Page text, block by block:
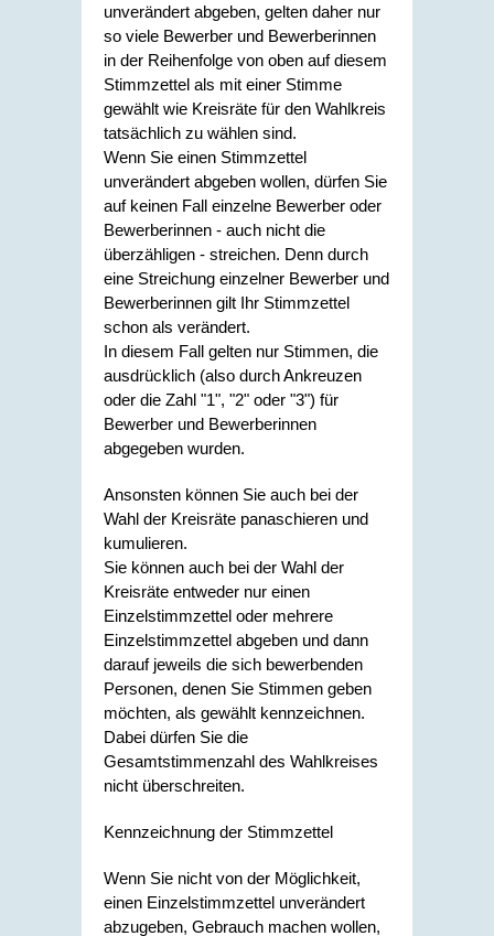
unverändert abgeben, gelten daher nur
so viele Bewerber und Bewerberinnen
in der Reihenfolge von oben auf diesem
Stimmzettel als mit einer Stimme
gewählt wie Kreisräte für den Wahlkreis
tatsächlich zu wählen sind.
Wenn Sie einen Stimmzettel
unverändert abgeben wollen, dürfen Sie
auf keinen Fall einzelne Bewerber oder
Bewerberinnen - auch nicht die
überzähligen - streichen. Denn durch
eine Streichung einzelner Bewerber und
Bewerberinnen gilt Ihr Stimmzettel
schon als verändert.
In diesem Fall gelten nur Stimmen, die
ausdrücklich (also durch Ankreuzen
oder die Zahl "1", "2" oder "3") für
Bewerber und Bewerberinnen
abgegeben wurden.
Ansonsten können Sie auch bei der
Wahl der Kreisräte panaschieren und
kumulieren.
Sie können auch bei der Wahl der
Kreisräte entweder nur einen
Einzelstimmzettel oder mehrere
Einzelstimmzettel abgeben und dann
darauf jeweils die sich bewerbenden
Personen, denen Sie Stimmen geben
möchten, als gewählt kennzeichnen.
Dabei dürfen Sie die
Gesamtstimmenzahl des Wahlkreises
nicht überschreiten.
Kennzeichnung der Stimmzettel
Wenn Sie nicht von der Möglichkeit,
einen Einzelstimmzettel unverändert
abzugeben, Gebrauch machen wollen,